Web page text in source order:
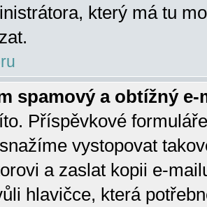
který má tu
spamový a obtížný
Příspěvkové
vystopovat
a zaslat kopii e-
hlavičce, která